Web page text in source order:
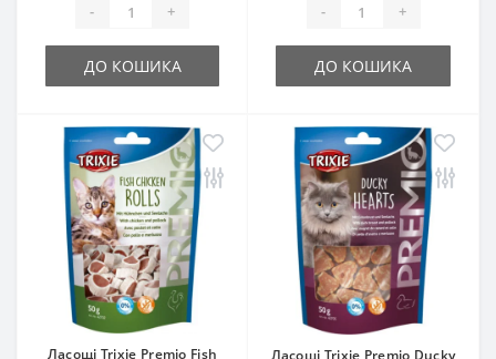
- +
ДО КОШИКА
- +
ДО КОШИКА
Ласощі Trixie Premio Fish
Ласощі Trixie Premio Ducky